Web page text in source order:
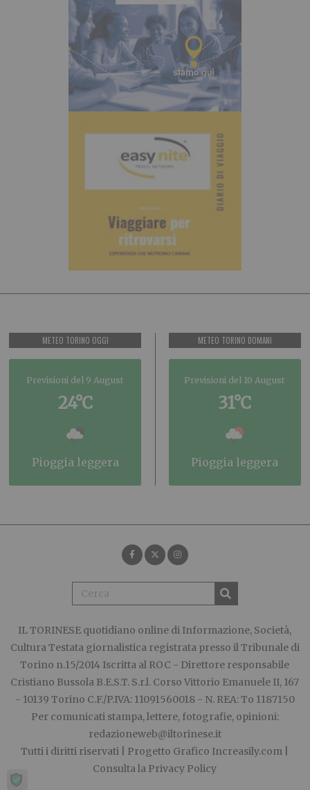
METEO TORINO OGGI
Previsioni del 9 August
24°C
pioggia leggera
METEO TORINO DOMANI
Previsioni del 10 August
31°C
pioggia leggera
IL TORINESE quotidiano online di Informazione, Società,
Cultura Testata giornalistica registrata presso il Tribunale di
Torino n.15/2014 Iscritta al ROC - Direttore responsabile
Cristiano Bussola B.E.S.T. S.r.l. Corso Vittorio Emanuele II, 167
- 10139 Torino C.F./P.IVA: 11091560018 - N. REA: To 1187150
Per comunicati stampa, lettere, fotografie, opinioni:
redazioneweb@iltorinese.it
Tutti i diritti riservati | Progetto Grafico Increasily.com
Consulta la Privacy Policy